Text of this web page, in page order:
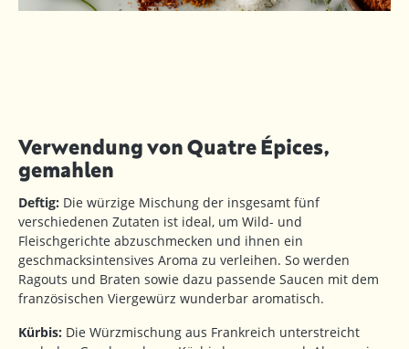
Verwendung von Quatre Épices,
gemahlen
Deftig: Die würzige Mischung der insgesamt fünf
verschiedenen Zutaten ist ideal, um Wild- und
Fleischgerichte abzuschmecken und ihnen ein
geschmacksintensives Aroma zu verleihen. So werden
Ragouts und Braten sowie dazu passende Saucen mit dem
französischen Viergewürz wunderbar aromatisch.
Kürbis: Die Würzmischung aus Frankreich unterstreicht